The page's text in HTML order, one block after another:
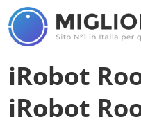
iRobot
iRobot